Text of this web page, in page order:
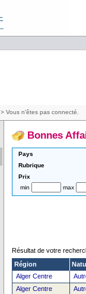
> Vous n'êtes pas connecté.
Bonnes
Pays
Rubrique
Prix
min
max
Résultat de votre
Région
Alger Centre
Alger Centre